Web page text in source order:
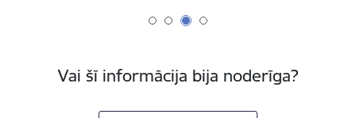
Vai šī informācija bija noderīga?